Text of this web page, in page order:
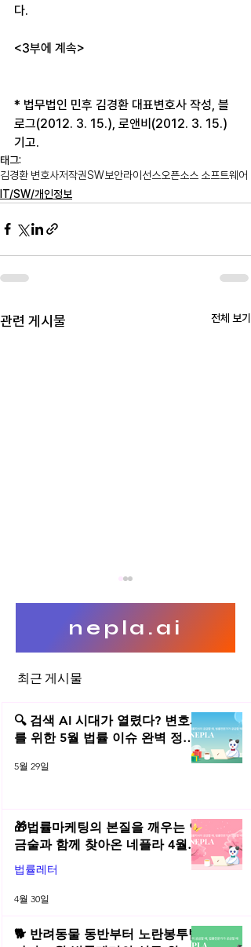
다.
<3부에 계속>
* 법무법인 민후 김경환 대표변호사 작성, 블
로그(2012. 3. 15.), 로앤비(2012. 3. 15.)
기고.
태그:
김경환 변호사저작권SW보안라이선스오픈소스 소프트웨어
IT/SW/개인정보
관련 게시물 전체 보기
(4부)
nepla.ai
최근 게시물
🔍 검색 AI 시대가 열렸다? 변호사
를 위한 5월 법률 이슈 완벽 정리 |
5월 29일
🎁법률마케팅의 본질을 깨우는 연
금술과 함께 찾아온 네플라 4월
법률레터
법률레터
4월 30일
🐕 반려동물 동반부터 노란봉투법